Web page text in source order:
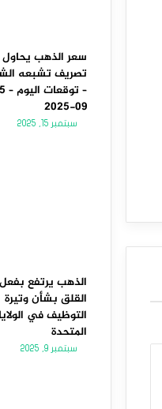
سعر الذهب يحاول
تصريف تشبعه
09-2025
سبتمبر 15, 2025
الذهب يرتفع بفعل
القلق بشأن وتيرة
التوظيف في
المتحدة
سبتمبر 9, 2025